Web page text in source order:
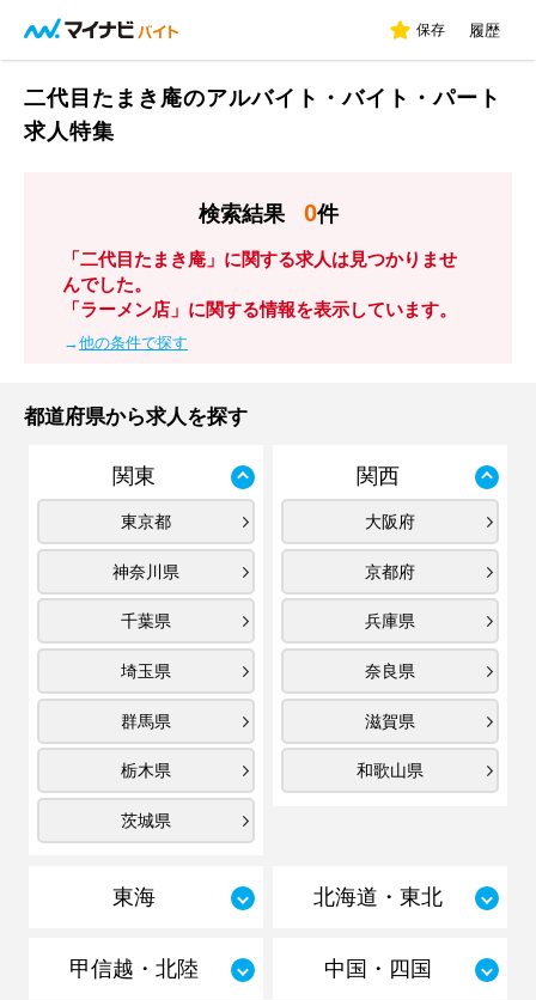
保存 履歴
二代目たまき庵のアルバイト・バイト・パート
求人特集
検索結果 0件
「二代目たまき庵」に関する求人は見つかりませ
んでした。
「ラーメン店」に関する情報を表示しています。
→他の条件で探す
都道府県から求人を探す
関東
東京都
神奈川県
千葉県
埼玉県
群馬県
栃木県
茨城県
関西
大阪府
京都府
兵庫県
奈良県
滋賀県
和歌山県
東海 北海道・東北
甲信越・北陸 中国・四国